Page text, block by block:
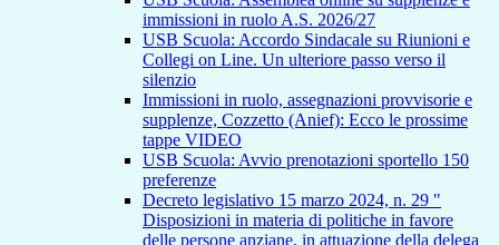
immissioni in ruolo A.S. 2026/27
USB Scuola: Accordo Sindacale su Riunioni e
Collegi on Line. Un ulteriore passo verso il
silenzio
Immissioni in ruolo, assegnazioni provvisorie e
supplenze, Cozzetto (Anief): Ecco le prossime
tappe VIDEO
USB Scuola: Avvio prenotazioni sportello 150
preferenze
Decreto legislativo 15 marzo 2024, n. 29 "
Disposizioni in materia di politiche in favore
delle persone anziane, in attuazione della delega